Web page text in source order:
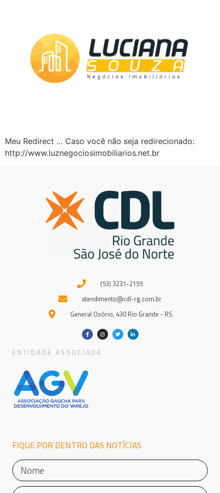
Meu Redirect … Caso você não seja redirecionado:
http://www.luznegociosimobiliarios.net.br
(53) 3231-2155
atendimento@cdl-rg.com.br
General Osório, 430 Rio Grande - RS
ENTIDADE ASSOCIADA
FIQUE POR DENTRO DAS NOTÍCIAS